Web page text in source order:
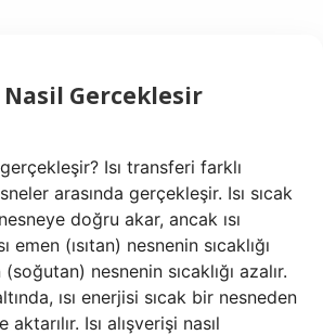
Nasil Gerceklesir
gerçekleşir? Isı transferi farklı
arasında gerçekleşir. Isı sıcak
doğru akar, ancak ısı
(ısıtan) nesnenin sıcaklığı
nesnenin sıcaklığı azalır.
ısı enerjisi sıcak bir nesneden
Isı alışverişi nasıl